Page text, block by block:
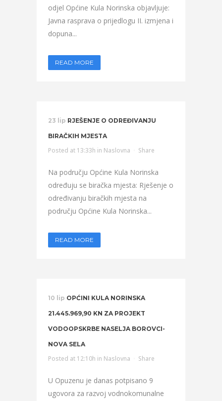
odjel Općine Kula Norinska objavljuje:
Javna rasprava o prijedlogu II. izmjena i
dopuna...
READ MORE
23 lip RJEŠENJE O ODREĐIVANJU
BIRAČKIH MJESTA
Posted at 13:33h in Naslovna Share
Na području Općine Kula Norinska
određuju se biračka mjesta: Rješenje o
određivanju biračkih mjesta na
području Općine Kula Norinska...
READ MORE
10 lip OPĆINI KULA NORINSKA
21.445.969,90 KN ZA PROJEKT
VODOOPSKRBE NASELJA BOROVCI-
NOVA SELA
Posted at 12:10h in Naslovna Share
U Opuzenu je danas potpisano 9
ugovora za razvoj vodnokomunalne